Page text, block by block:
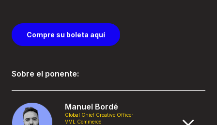
Compre su boleta aquí
Sobre el ponente:
Manuel Bordé
Global Chief Creative Officer
VML Commerce